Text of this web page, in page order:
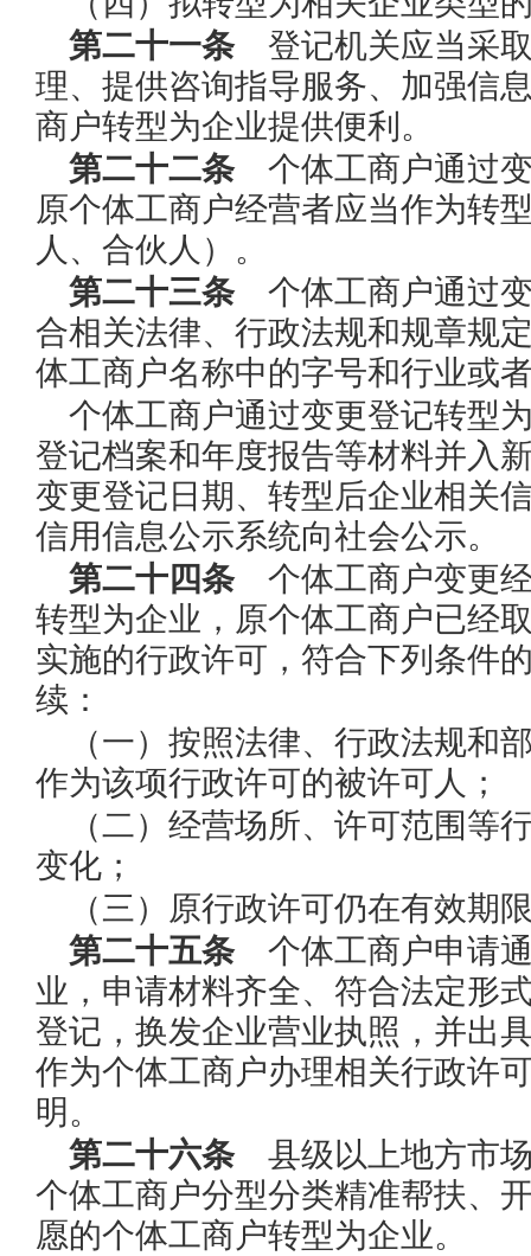
第二十一条登记机关应当采取
理、提供咨询指导服务、加强信
商户转型为企业提供便利。
第二十二条个体工商户通过变
原个体工商户经营者应当作为转
人、合伙人）。
第二十三条个体工商户通过变
合相关法律、行政法规和规章规
体工商户名称中的字号和行业或
个体工商户通过变更登记转型
登记档案和年度报告等材料并入
变更登记日期、转型后企业相关
信用信息公示系统向社会公示。
第二十四条个体工商户变更经
转型为企业，原个体工商户已经
实施的行政许可，符合下列条件
续：
（一）按照法律、行政法规和
作为该项行政许可的被许可人；
（二）经营场所、许可范围等
变化；
（三）原行政许可仍在有效期
第二十五条个体工商户申请通
业，申请材料齐全、符合法定形
登记，换发企业营业执照，并出
作为个体工商户办理相关行政许
明。
第二十六条县级以上地方市场
个体工商户分型分类精准帮扶、
愿的个体工商户转型为企业。